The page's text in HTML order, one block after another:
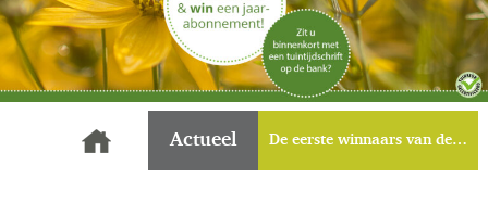
Actueel De eerste winnaars van de…